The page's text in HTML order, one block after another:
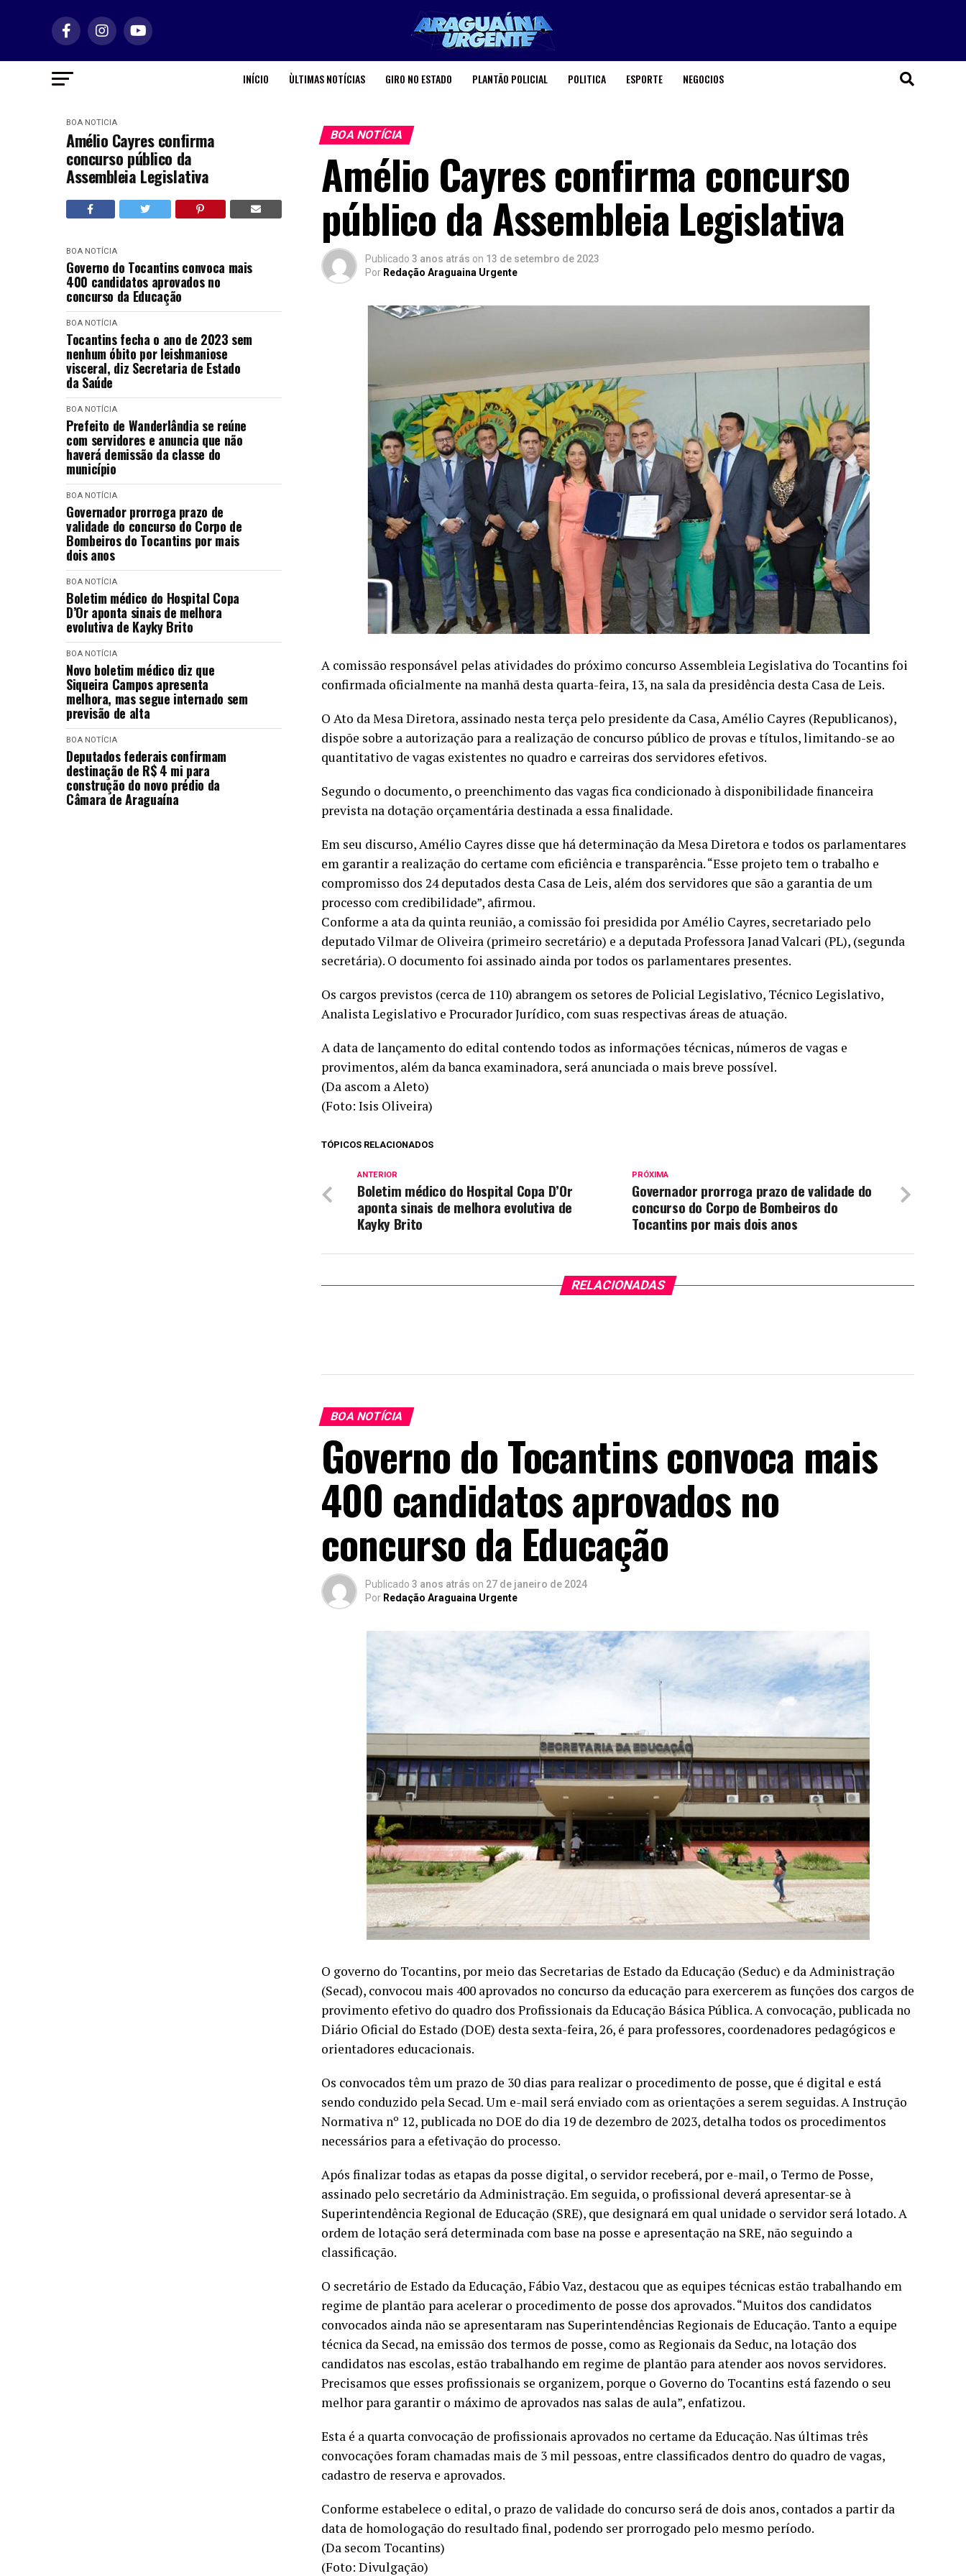
INÍCIO ÙLTIMAS NOTÍCIAS GIRO NO ESTADO PLANTÃO POLICIAL POLITICA ESPORTE NEGOCIOS
BOA NOTÍCIA
Amélio Cayres confirma
concurso público da
Assembleia Legislativa
BOA NOTÍCIA
Governo do Tocantins convoca mais
400 candidatos aprovados no
concurso da Educação
BOA NOTÍCIA
Tocantins fecha o ano de 2023 sem
nenhum óbito por leishmaniose
visceral, diz Secretaria de Estado
da Saúde
BOA NOTÍCIA
Prefeito de Wanderlândia se reúne
com servidores e anuncia que não
haverá demissão da classe do
município
BOA NOTÍCIA
Governador prorroga prazo de
validade do concurso do Corpo de
Bombeiros do Tocantins por mais
dois anos
BOA NOTÍCIA
Boletim médico do Hospital Copa
D’Or aponta sinais de melhora
evolutiva de Kayky Brito
BOA NOTÍCIA
Novo boletim médico diz que
Siqueira Campos apresenta
melhora, mas segue internado sem
previsão de alta
BOA NOTÍCIA
Deputados federais confirmam
destinação de R$ 4 mi para
construção do novo prédio da
Câmara de Araguaína
BOA NOTÍCIA
Amélio Cayres confirma concurso
público da Assembleia Legislativa
Publicado 3 anos atrás on 13 de setembro de 2023
Por Redação Araguaina Urgente
A comissão responsável pelas atividades do próximo concurso Assembleia Legislativa do Tocantins foi
confirmada oficialmente na manhã desta quarta-feira, 13, na sala da presidência desta Casa de Leis.
O Ato da Mesa Diretora, assinado nesta terça pelo presidente da Casa, Amélio Cayres (Republicanos),
dispõe sobre a autorização para a realização de concurso público de provas e títulos, limitando-se ao
quantitativo de vagas existentes no quadro e carreiras dos servidores efetivos.
Segundo o documento, o preenchimento das vagas fica condicionado à disponibilidade financeira
prevista na dotação orçamentária destinada a essa finalidade.
Em seu discurso, Amélio Cayres disse que há determinação da Mesa Diretora e todos os parlamentares
em garantir a realização do certame com eficiência e transparência. “Esse projeto tem o trabalho e
compromisso dos 24 deputados desta Casa de Leis, além dos servidores que são a garantia de um
processo com credibilidade”, afirmou.
Conforme a ata da quinta reunião, a comissão foi presidida por Amélio Cayres, secretariado pelo
deputado Vilmar de Oliveira (primeiro secretário) e a deputada Professora Janad Valcari (PL), (segunda
secretária). O documento foi assinado ainda por todos os parlamentares presentes.
Os cargos previstos (cerca de 110) abrangem os setores de Policial Legislativo, Técnico Legislativo,
Analista Legislativo e Procurador Jurídico, com suas respectivas áreas de atuação.
A data de lançamento do edital contendo todos as informações técnicas, números de vagas e
provimentos, além da banca examinadora, será anunciada o mais breve possível.
(Da ascom a Aleto)
(Foto: Isis Oliveira)
TÓPICOS RELACIONADOS
PRÓXIMA
Governador prorroga prazo de validade do
concurso do Corpo de Bombeiros do
Tocantins por mais dois anos
ANTERIOR
Boletim médico do Hospital Copa D’Or
aponta sinais de melhora evolutiva de
Kayky Brito
RELACIONADAS
BOA NOTÍCIA
Governo do Tocantins convoca mais
400 candidatos aprovados no
concurso da Educação
Publicado 3 anos atrás on 27 de janeiro de 2024
Por Redação Araguaina Urgente
O governo do Tocantins, por meio das Secretarias de Estado da Educação (Seduc) e da Administração
(Secad), convocou mais 400 aprovados no concurso da educação para exercerem as funções dos cargos de
provimento efetivo do quadro dos Profissionais da Educação Básica Pública. A convocação, publicada no
Diário Oficial do Estado (DOE) desta sexta-feira, 26, é para professores, coordenadores pedagógicos e
orientadores educacionais.
Os convocados têm um prazo de 30 dias para realizar o procedimento de posse, que é digital e está
sendo conduzido pela Secad. Um e-mail será enviado com as orientações a serem seguidas. A Instrução
Normativa nº 12, publicada no DOE do dia 19 de dezembro de 2023, detalha todos os procedimentos
necessários para a efetivação do processo.
Após finalizar todas as etapas da posse digital, o servidor receberá, por e-mail, o Termo de Posse,
assinado pelo secretário da Administração. Em seguida, o profissional deverá apresentar-se à
Superintendência Regional de Educação (SRE), que designará em qual unidade o servidor será lotado. A
ordem de lotação será determinada com base na posse e apresentação na SRE, não seguindo a
classificação.
O secretário de Estado da Educação, Fábio Vaz, destacou que as equipes técnicas estão trabalhando em
regime de plantão para acelerar o procedimento de posse dos aprovados. “Muitos dos candidatos
convocados ainda não se apresentaram nas Superintendências Regionais de Educação. Tanto a equipe
técnica da Secad, na emissão dos termos de posse, como as Regionais da Seduc, na lotação dos
candidatos nas escolas, estão trabalhando em regime de plantão para atender aos novos servidores.
Precisamos que esses profissionais se organizem, porque o Governo do Tocantins está fazendo o seu
melhor para garantir o máximo de aprovados nas salas de aula”, enfatizou.
Esta é a quarta convocação de profissionais aprovados no certame da Educação. Nas últimas três
convocações foram chamadas mais de 3 mil pessoas, entre classificados dentro do quadro de vagas,
cadastro de reserva e aprovados.
Conforme estabelece o edital, o prazo de validade do concurso será de dois anos, contados a partir da
data de homologação do resultado final, podendo ser prorrogado pelo mesmo período.
(Da secom Tocantins)
(Foto: Divulgação)